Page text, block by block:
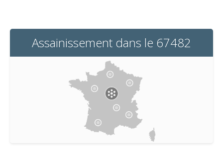
Assainissement dans le 67482